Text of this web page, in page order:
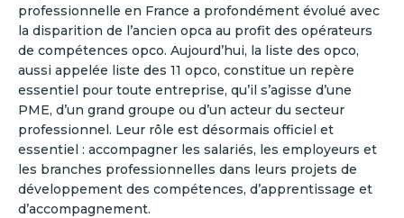
professionnelle en France a profondément évolué avec
la disparition de l’ancien opca au profit des opérateurs
de compétences opco. Aujourd’hui, la liste des opco,
aussi appelée liste des 11 opco, constitue un repère
essentiel pour toute entreprise, qu’il s’agisse d’une
PME, d’un grand groupe ou d’un acteur du secteur
professionnel. Leur rôle est désormais officiel et
essentiel : accompagner les salariés, les employeurs et
les branches professionnelles dans leurs projets de
développement des compétences, d’apprentissage et
d’accompagnement.